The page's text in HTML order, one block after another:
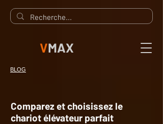
VMAX
BLOG
Comparez et choisissez le
chariot élévateur parfait